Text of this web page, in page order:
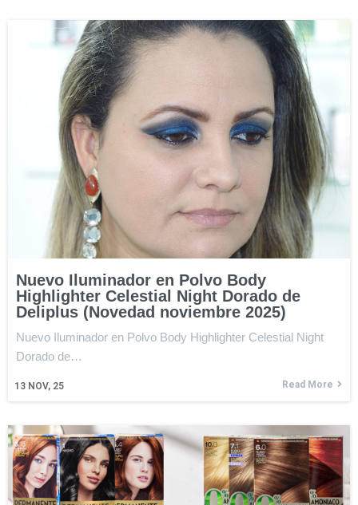
Nuevo Iluminador en Polvo Body
Highlighter Celestial Night Dorado de
Deliplus (Novedad noviembre 2025)
13 NOV, 25
Nuevo Iluminador en Polvo Body Highlighter Celestial Night
Dorado de…
Read More